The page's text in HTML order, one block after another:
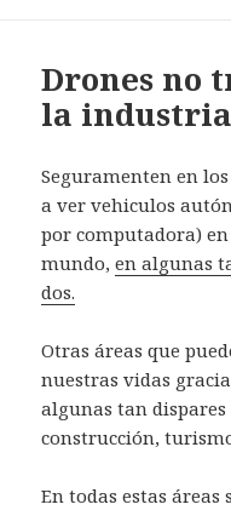
Drones no
la
Seguramenten en
a ver vehiculos
por computadora)
mundo,en algunas
dos.
Otras áreas que
nuestras vidas
algunas tan
construcción,
En todas estas